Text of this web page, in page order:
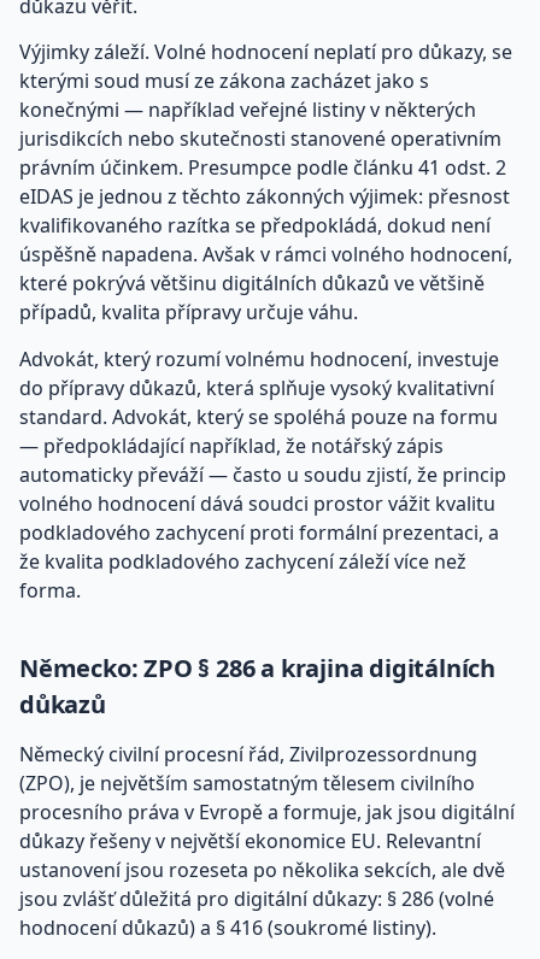
důkazu věřit.
Výjimky záleží. Volné hodnocení neplatí pro důkazy, se
kterými soud musí ze zákona zacházet jako s
konečnými — například veřejné listiny v některých
jurisdikcích nebo skutečnosti stanovené operativním
právním účinkem. Presumpce podle článku 41 odst. 2
eIDAS je jednou z těchto zákonných výjimek: přesnost
kvalifikovaného razítka se předpokládá, dokud není
úspěšně napadena. Avšak v rámci volného hodnocení,
které pokrývá většinu digitálních důkazů ve většině
případů, kvalita přípravy určuje váhu.
Advokát, který rozumí volnému hodnocení, investuje
do přípravy důkazů, která splňuje vysoký kvalitativní
standard. Advokát, který se spoléhá pouze na formu
— předpokládající například, že notářský zápis
automaticky převáží — často u soudu zjistí, že princip
volného hodnocení dává soudci prostor vážit kvalitu
podkladového zachycení proti formální prezentaci, a
že kvalita podkladového zachycení záleží více než
forma.
Německo: ZPO § 286 a krajina digitálních
důkazů
Německý civilní procesní řád, Zivilprozessordnung
(ZPO), je největším samostatným tělesem civilního
procesního práva v Evropě a formuje, jak jsou digitální
důkazy řešeny v největší ekonomice EU. Relevantní
ustanovení jsou rozeseta po několika sekcích, ale dvě
jsou zvlášť důležitá pro digitální důkazy: § 286 (volné
hodnocení důkazů) a § 416 (soukromé listiny).